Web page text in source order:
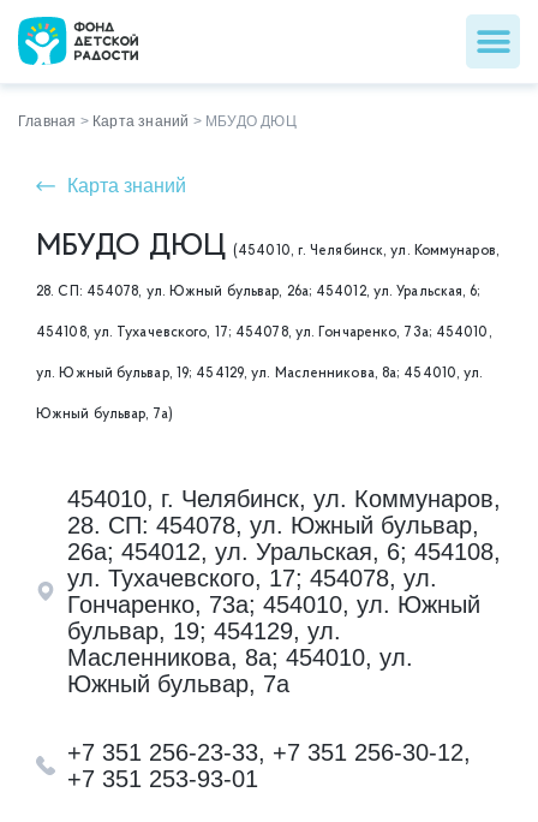
Главная > Карта знаний > МБУДО ДЮЦ
Карта знаний
МБУДО ДЮЦ (454010, г. Челябинск, ул. Коммунаров,
28. СП: 454078, ул. Южный бульвар, 26а; 454012, ул. Уральская, 6;
454108, ул. Тухачевского, 17; 454078, ул. Гончаренко, 73а; 454010,
ул. Южный бульвар, 19; 454129, ул. Масленникова, 8а; 454010, ул.
Южный бульвар, 7а)
454010, г. Челябинск, ул. Коммунаров,
28. СП: 454078, ул. Южный бульвар,
26а; 454012, ул. Уральская, 6; 454108,
ул. Тухачевского, 17; 454078, ул.
Гончаренко, 73а; 454010, ул. Южный
бульвар, 19; 454129, ул.
Масленникова, 8а; 454010, ул.
Южный бульвар, 7а
+7 351 256-23-33, +7 351 256-30-12,
+7 351 253-93-01